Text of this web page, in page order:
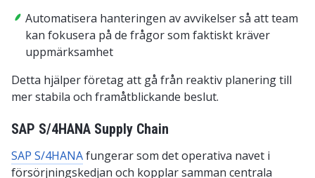
Automatisera hanteringen av avvikelser så att team
kan fokusera på de frågor som faktiskt kräver
uppmärksamhet
Detta hjälper företag att gå från reaktiv planering till
mer stabila och framåtblickande beslut.
SAP S/4HANA Supply Chain
SAP S/4HANAfungerar som det operativa navet i
försörjningskedjan och kopplar samman centrala